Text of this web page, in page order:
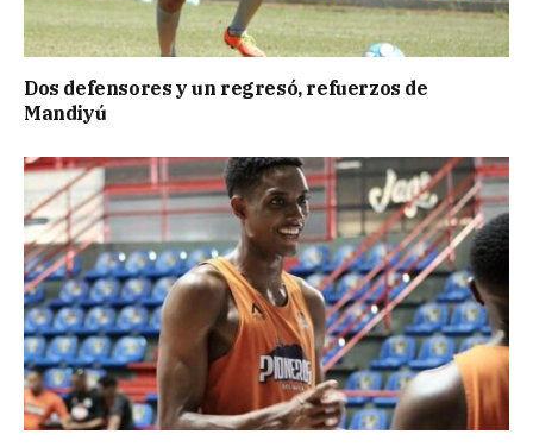
Dos defensores y un regresó, refuerzos de
Mandiyú